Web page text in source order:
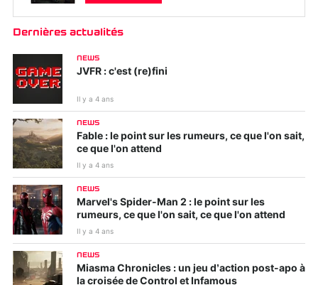
Dernières actualités
NEWS
JVFR : c'est (re)fini
Il y a 4 ans
NEWS
Fable : le point sur les rumeurs, ce que l'on sait,
ce que l'on attend
Il y a 4 ans
NEWS
Marvel's Spider-Man 2 : le point sur les
rumeurs, ce que l'on sait, ce que l'on attend
Il y a 4 ans
NEWS
Miasma Chronicles : un jeu d’action post-apo à
la croisée de Control et Infamous